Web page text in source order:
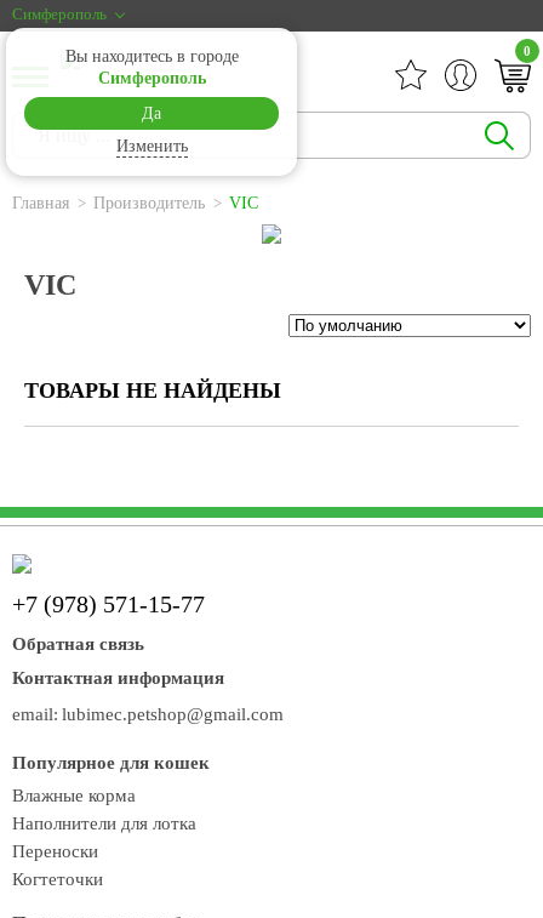
Симферополь
Вы находитесь в городе
Симферополь
Да
Изменить
0
Главная Производитель VIC
VIC
ТОВАРЫ НЕ НАЙДЕНЫ
+7 (978) 571-15-77
Обратная связь
Контактная информация
email: lubimec.petshop@gmail.com
Популярное для кошек
Влажные корма
Наполнители для лотка
Переноски
Когтеточки